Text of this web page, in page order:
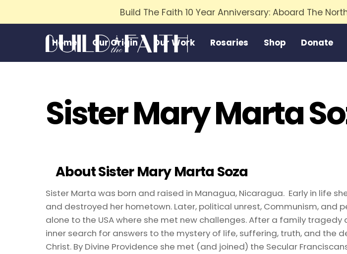
Build The Faith 10 Year Anniversary: Aboard The
Home Our Origin Our Work Rosaries Shop Donate
Sister Mary Marta
AboutSister Mary Marta Soza
Sister Marta was born and raised in Managua, Nicaragua. Early in life
and destroyed her hometown. Later, political unrest, Communism,
alone to the USA where she met new challenges. After a family
inner search for answers to the mystery of life, suffering, truth, and the
Christ. By Divine Providence she met (and joined) the Secular